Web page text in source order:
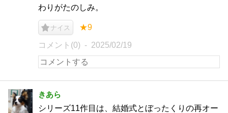
わりがたのしみ。
ナイス ★9
コメント(0) 2025/02/19
きあら
シリーズ11作目は、結婚式とぼったくりの再オー